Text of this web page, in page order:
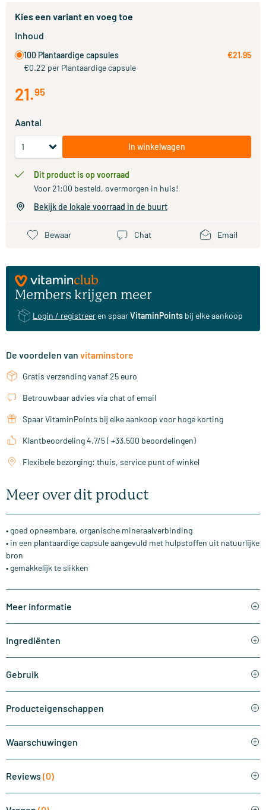
Kies een variant en voeg toe
Inhoud
100 Plantaardige capsules
€0.22 per Plantaardige capsule
€21.95
21.95
Aantal
In winkelwagen
Dit product is op voorraad
Voor 21:00 besteld, overmorgen in huis!
Bekijk de lokale voorraad in de buurt
Bewaar Chat Email
Members krijgen meer
Login / registreer en spaarVitaminPoints bij elke aankoop
De voordelen van vitaminstore
Gratis verzending vanaf 25 euro
Betrouwbaar advies via chat of email
Spaar VitaminPoints bij elke aankoop voor hoge korting
Klantbeoordeling 4,7/5 ( +33.500 beoordelingen)
Flexibele bezorging: thuis, service punt of winkel
Meer over dit product
• goed opneembare, organische mineraalverbinding
• in een plantaardige capsule aangevuld met hulpstoffen uit natuurlijke
bron
• gemakkelijk te slikken
Meer informatie
Ingrediënten
Gebruik
Producteigenschappen
Waarschuwingen
Reviews (0)